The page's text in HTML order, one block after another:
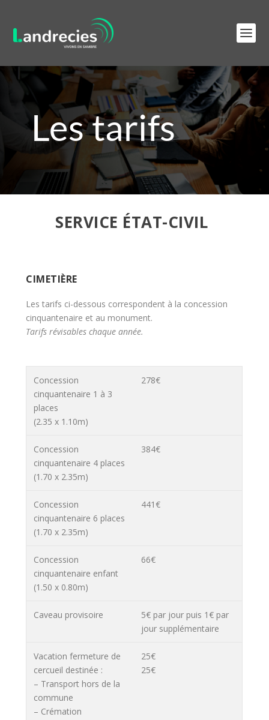
Les tarifs
SERVICE ÉTAT-CIVIL
CIMETIÈRE
Les tarifs ci-dessous correspondent à la concession
cinquantenaire et au monument.
Tarifs révisables chaque année.
Concession
cinquantenaire 1 à 3
places
(2.35 x 1.10m)
278€
Concession
cinquantenaire 4 places
(1.70 x 2.35m)
384€
Concession
cinquantenaire 6 places
(1.70 x 2.35m)
441€
Concession
cinquantenaire enfant
(1.50 x 0.80m)
66€
Caveau provisoire
5€ par jour puis 1€ par
jour supplémentaire
Vacation fermeture de
cercueil destinée :
– Transport hors de la
commune
– Crémation
25€
25€